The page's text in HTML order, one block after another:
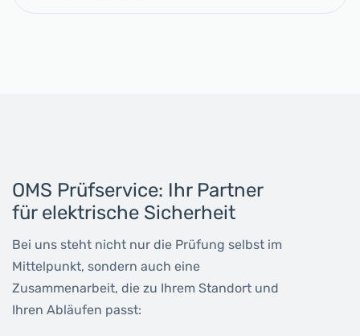
OMS Prüfservice: Ihr Partner
für elektrische Sicherheit
Bei uns steht nicht nur die Prüfung selbst im
Mittelpunkt, sondern auch eine
Zusammenarbeit, die zu Ihrem Standort und
Ihren Abläufen passt: